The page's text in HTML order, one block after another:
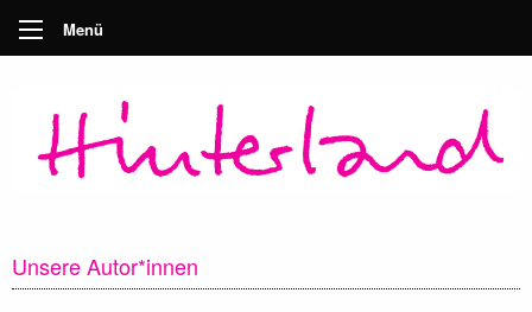
Menü
Unsere Autor*innen